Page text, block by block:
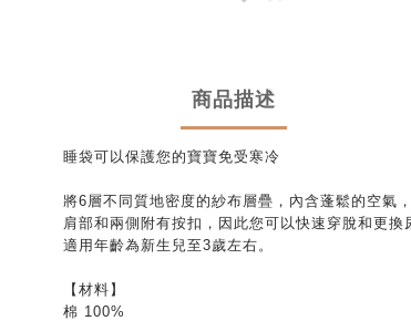
商品描述
睡袋可以保護您的寶寶免受寒冷
將6層不同質地密度的紗布層疊，內含蓬鬆的空氣
肩部和兩側附有按扣，因此您可以快速穿脫和更換
適用年齡為新生兒至3歲左右。
【材料】
棉 100%